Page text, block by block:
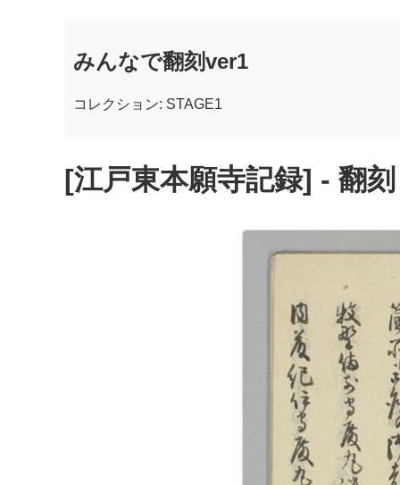
みんなで翻刻ver1
コレクション: STAGE1
[江戸東本願寺記録] - 翻刻